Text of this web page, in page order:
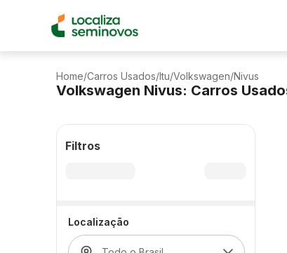
Home/Carros Usados/Itu/Volkswagen/Nivus
Volkswagen Nivus: Carros
Filtros
Localização